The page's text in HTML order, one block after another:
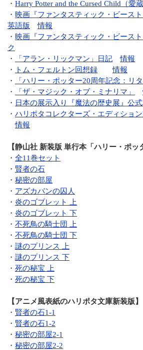
・ Harry Potter and the Cursed Child（愛
・ 映画『ファンタスティック・ビース
英語版
情報
・ 映画『ファンタスティック・ビース
ク
・
「アラン・リックマン」日記
情報
・
トム・フェルトン回想録
情報
・
「ハリー・ポッター20周年記念：リ
・
「ザ・マジック・オブ・ミナリマ」
・ 日本の展示入り『魔法の歴史展』公
・ ハリポタコレクターズ・エディショ
情報
【静山社 新装版 単行本「ハリー・ポ
・ 全11巻セット
・ 賢者の石
・ 秘密の部屋
・ アズカバンの囚人
・ 炎のゴブレット 上
・ 炎のゴブレット 下
・ 不死鳥の騎士団 上
・ 不死鳥の騎士団 下
・ 謎のプリンス 上
・ 謎のプリンス 下
・ 死の秘宝 上
・ 死の秘宝 下
【アニメ風表紙のハリポタ文庫新装版】
・ 賢者の石1-1
・ 賢者の石1-2
・ 秘密の部屋2-1
・ 秘密の部屋2-2